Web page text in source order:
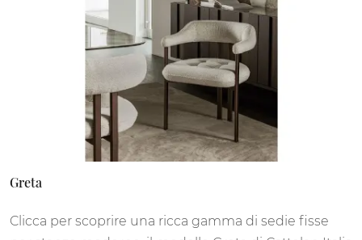
Greta
Clicca per scoprire una ricca gamma di sedie fisse